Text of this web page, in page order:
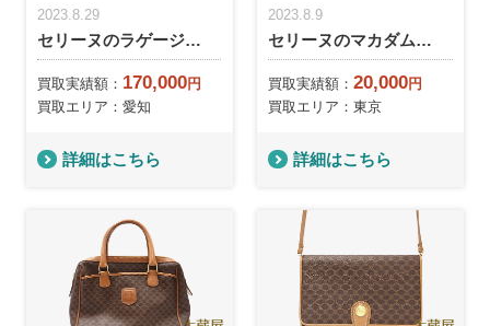
2023.8.29
セリーヌのラゲージ…
買取実績額： 170,000円
買取エリア：愛知
詳細はこちら
2023.8.9
セリーヌのマカダム…
買取実績額：20,000円
買取エリア：東京
詳細はこちら